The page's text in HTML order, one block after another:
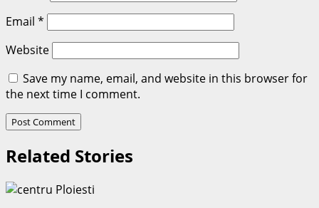
Email *
Website
Save my name, email, and website in this browser for
the next time I comment.
Related Stories